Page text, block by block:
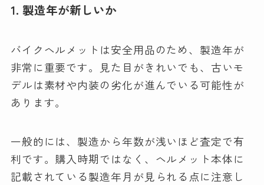
1. 製造年が新しいか
バイクヘルメットは安全用品のため、製造年が
非常に重要です。見た目がきれいでも、古いモ
デルは素材や内装の劣化が進んでいる可能性が
あります。
一般的には、製造から年数が浅いほど査定で有
利です。購入時期ではなく、ヘルメット本体に
記載されている製造年月が見られる点に注意し